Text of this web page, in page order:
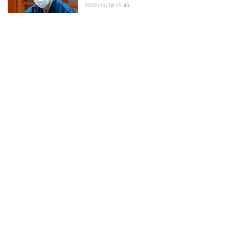
2022/10/18 11:45